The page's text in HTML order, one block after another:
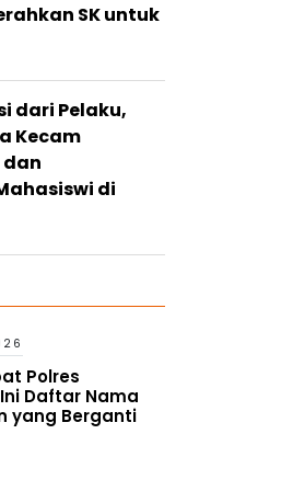
SK untuk
dari Pelaku,
Kecam
di
Polres
Daftar Nama
yang Berganti